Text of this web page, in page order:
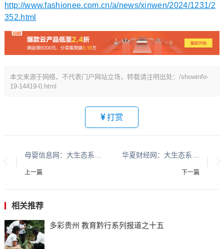
http://www.fashionee.com.cn/a/news/xinwen/2024/1231/2
352.html
本文来源于网络，不代表门户网站立场，转载请注明出处：/showinfo-
19-14419-0.html
打赏
上一篇 下一篇
相关推荐
多彩贵州 教育黔行系列报道之十五